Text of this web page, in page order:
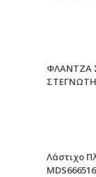
ΦΛΑΝΤΖΑ
Λάστιχο